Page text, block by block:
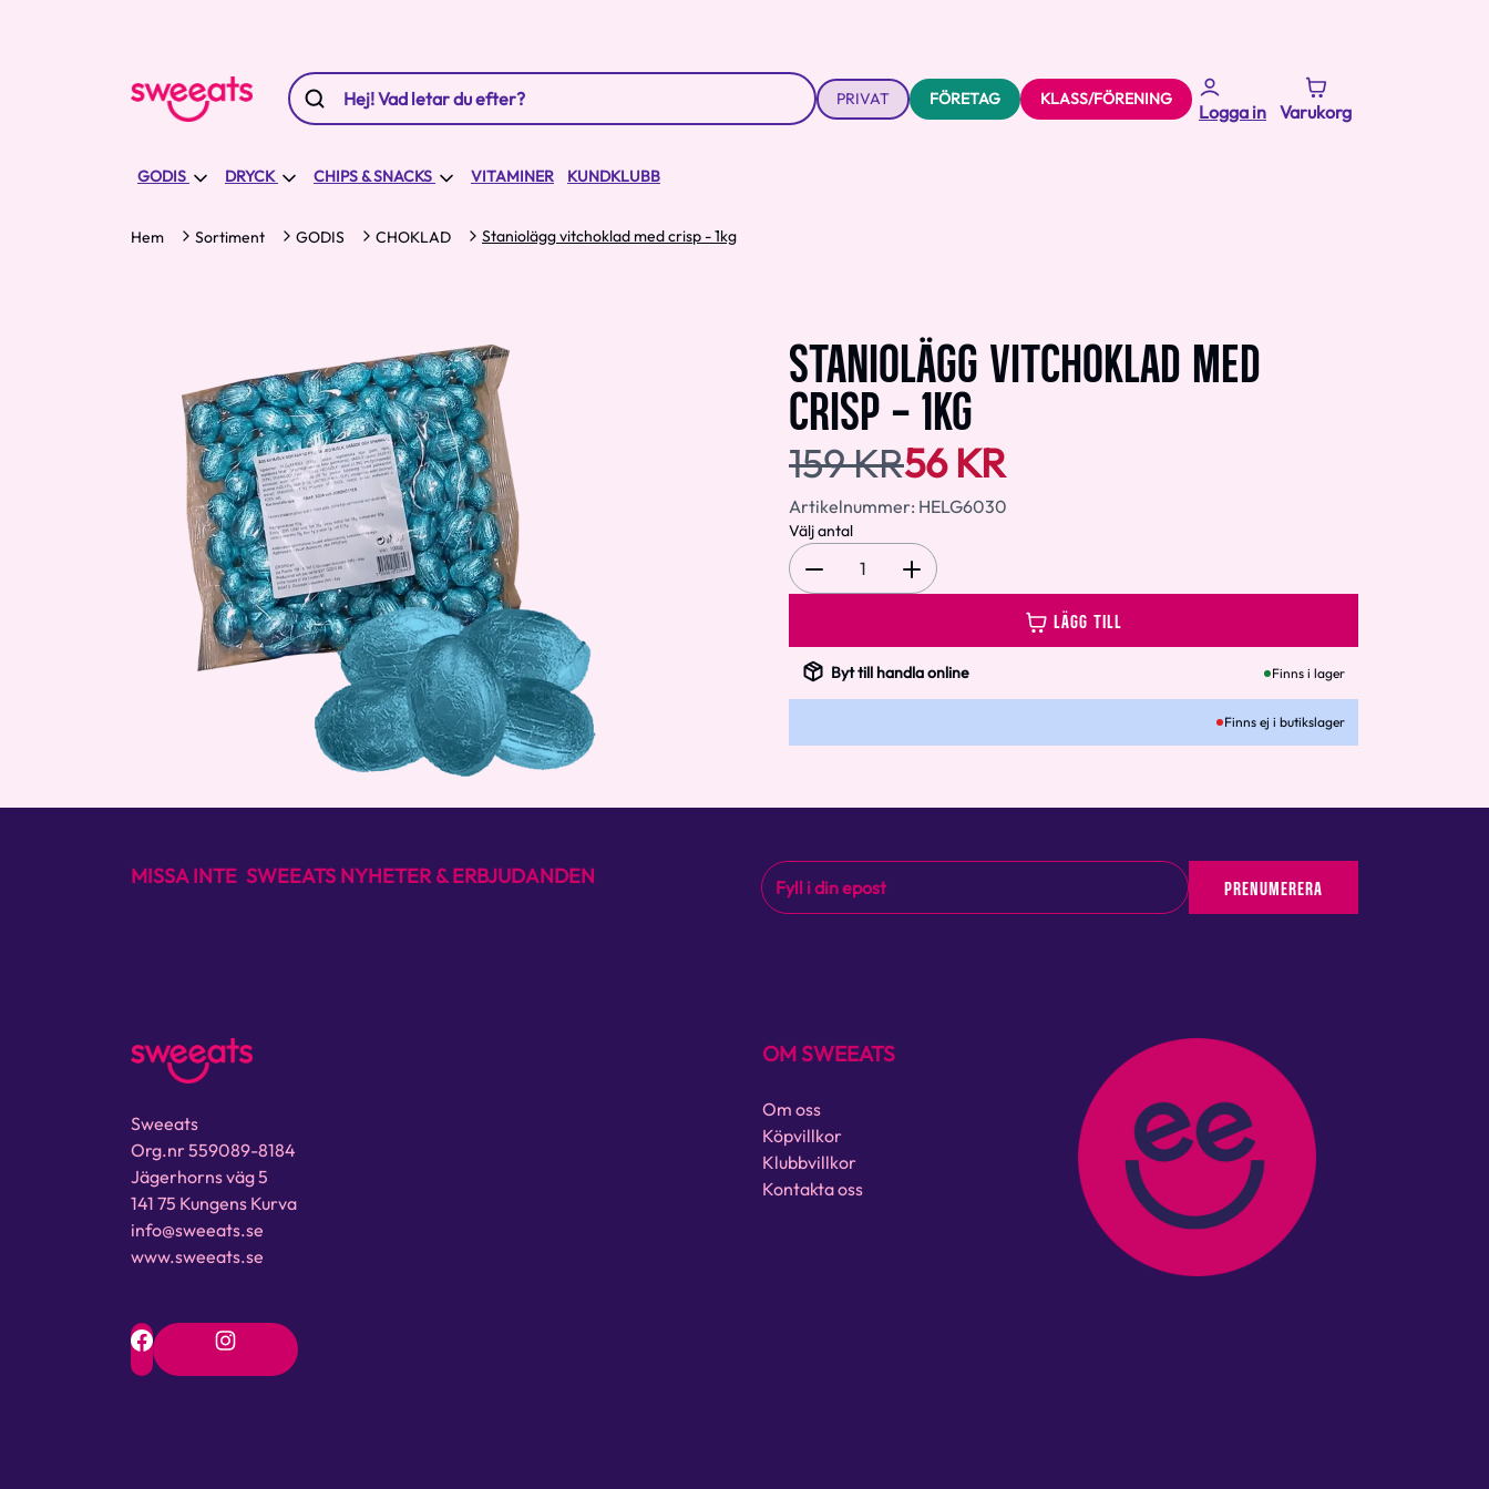
PRIVAT FÖRETAG KLASS/FÖRENING
Logga in Varukorg
GODIS DRYCK CHIPS & SNACKS VITAMINER KUNDKLUBB
Hem Sortiment GODIS CHOKLAD Staniolägg vitchoklad med crisp - 1kg
STANIOLÄGG VITCHOKLAD MED
CRISP - 1KG
159 KR56 KR
Artikelnummer: HELG6030
Välj antal
1
LÄGG TILL
Byt till handla online Finns i lager
Finns ej i butikslager
MISSA INTE SWEEATS NYHETER & ERBJUDANDEN PRENUMERERA
Sweeats
Org.nr 559089-8184
Jägerhorns väg 5
141 75 Kungens Kurva
info@sweeats.se
www.sweeats.se
OM SWEEATS
Om oss
Köpvillkor
Klubbvillkor
Kontakta oss